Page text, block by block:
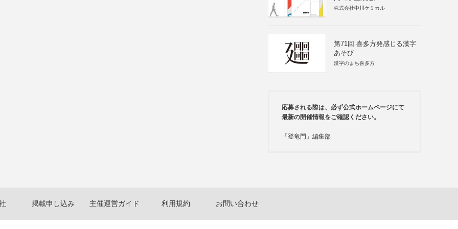
株式会社中川ケミカル
第71回 喜多方発感じる漢字
あそび
漢字のまち喜多方
応募される際は、必ず公式ホームページにて
最新の開催情報をご確認ください。
「登竜門」編集部
掲載申し込み 主催運営ガイド 利用規約 お問い合わせ